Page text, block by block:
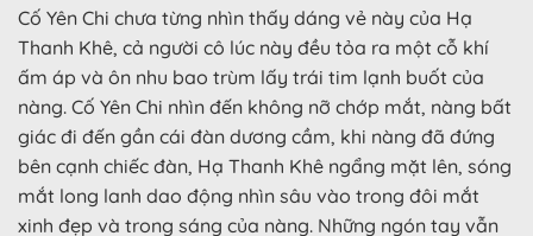
Cố Yên Chi chưa từng nhìn thấy dáng vẻ này của Hạ
Thanh Khê, cả người cô lúc này đều tỏa ra một cỗ khí
ấm áp và ôn nhu bao trùm lấy trái tim lạnh buốt của
nàng. Cố Yên Chi nhìn đến không nỡ chớp mắt, nàng bất
giác đi đến gần cái đàn dương cầm, khi nàng đã đứng
bên cạnh chiếc đàn, Hạ Thanh Khê ngẩng mặt lên, sóng
mắt long lanh dao động nhìn sâu vào trong đôi mắt
xinh đẹp và trong sáng của nàng. Những ngón tay vẫn